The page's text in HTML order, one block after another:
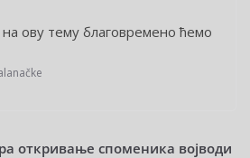
ову тему благовремено ћемо
откривање споменика војводи